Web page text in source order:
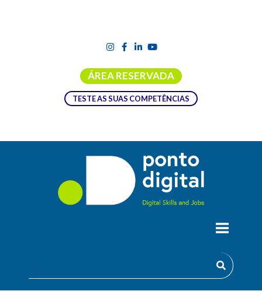
ÁREA RESERVADA
TESTE AS SUAS COMPETÊNCIAS